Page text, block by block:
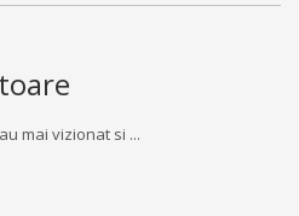
mai vizionat si ...